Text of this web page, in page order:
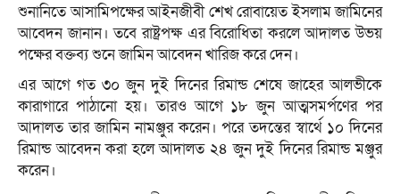
শুনানিতে আসামিপক্ষের আইনজীবী শেখ রোবায়েত ইসলাম জামিনের
আবেদন জানান। তবে রাষ্ট্রপক্ষ এর বিরোধিতা করলে আদালত উভয়
পক্ষের বক্তব্য শুনে জামিন আবেদন খারিজ করে দেন।
এর আগে গত ৩০ জুন দুই দিনের রিমান্ড শেষে জাহের আলভীকে
কারাগারে পাঠানো হয়। তারও আগে ১৮ জুন আত্মসমর্পণের পর
আদালত তার জামিন নামঞ্জুর করেন। পরে তদন্তের স্বার্থে ১০ দিনের
রিমান্ড আবেদন করা হলে আদালত ২৪ জুন দুই দিনের রিমান্ড মঞ্জুর
করেন।